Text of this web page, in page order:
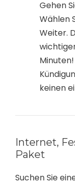
Gehen
Wählen
Weiter.
keinen
Internet,
Paket
Suchen Sie